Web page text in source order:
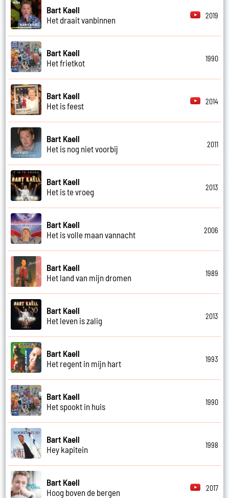
Bart Kaell
Het draait vanbinnen
2019
Bart Kaell
Het frietkot
1990
Bart Kaell
Het is feest
2014
Bart Kaell
Het is nog niet voorbij
2011
Bart Kaell
Het is te vroeg
2013
Bart Kaell
Het is volle maan vannacht
2006
Bart Kaell
Het land van mijn dromen
1989
Bart Kaell
Het leven is zalig
2013
Bart Kaell
Het regent in mijn hart
1993
Bart Kaell
Het spookt in huis
1990
Bart Kaell
Hey kapitein
1998
Bart Kaell
Hoog boven de bergen
2017